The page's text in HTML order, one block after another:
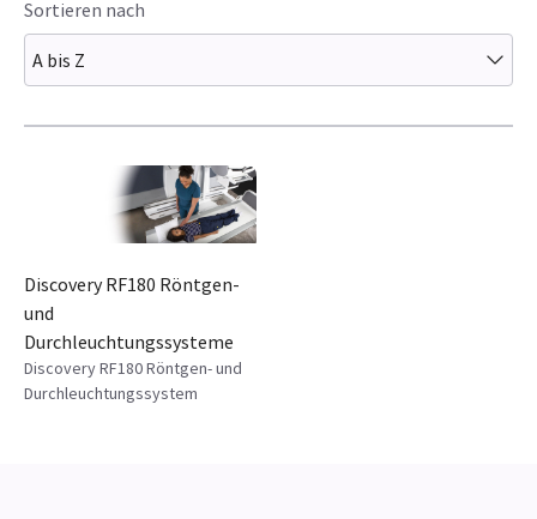
Sortieren nach
A bis Z
Discovery RF180 Röntgen-
und
Durchleuchtungssysteme
Discovery RF180 Röntgen- und
Durchleuchtungssystem